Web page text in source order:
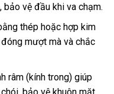
vệ đầu khi va chạm.
thép hoặc hợp kim
mượt mà và chắc
râm (kính trong) giúp